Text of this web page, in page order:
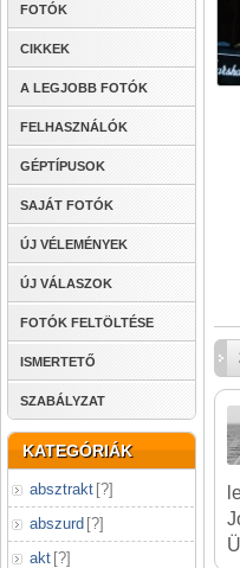
FOTÓK
CIKKEK
A LEGJOBB FOTÓK
FELHASZNÁLÓK
GÉPTÍPUSOK
SAJÁT FOTÓK
ÚJ VÉLEMÉNYEK
ÚJ VÁLASZOK
FOTÓK FELTÖLTÉSE
ISMERTETŐ
SZABÁLYZAT
KATEGÓRIÁK
absztrakt [?]
abszurd [?]
akt [?]